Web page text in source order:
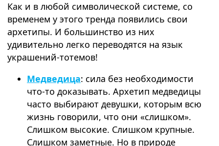
Как и в любой символической системе, со
временем у этого тренда появились свои
архетипы. И большинство из них
удивительно легко переводятся на язык
украшений-тотемов!
Медведица: сила без необходимости
что-то доказывать. Архетип медведицы
часто выбирают девушки, которым всю
жизнь говорили, что они «слишком».
Слишком высокие. Слишком крупные.
Слишком заметные. Но в природе